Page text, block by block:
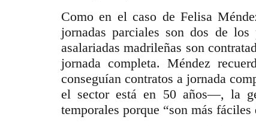
Como en el caso de Felisa
jornadas parciales son dos de
asalariadas madrileñas son
jornada completa. Méndez
conseguían contratos a jornada
el sector está en 50 años―, la
temporales porque “son más